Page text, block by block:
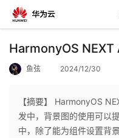
返
HarmonyOS NEXT
鱼弦 2024/12/30
【摘要】 HarmonyOS
发中，背景图的使用可以
中，除了能为组件设置背